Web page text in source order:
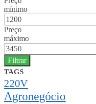
mínimo
Preço
máximo
Filtrar
TAGS
220V
Agronegócio